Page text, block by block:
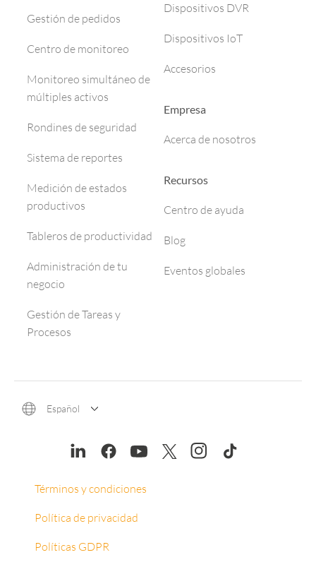
Gestión de pedidos
Centro de monitoreo
Monitoreo simultáneo de
múltiples activos
Rondines de seguridad
Sistema de reportes
Medición de estados
productivos
Tableros de productividad
Administración de tu
negocio
Gestión de Tareas y
Procesos
Dispositivos DVR
Dispositivos IoT
Accesorios
Empresa
Acerca de nosotros
Recursos
Centro de ayuda
Blog
Eventos globales
Español
Términos y condiciones
Política de privacidad
Políticas GDPR